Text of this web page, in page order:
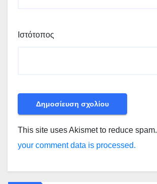
Ιστότοπος
This site uses Akismet to reduce spam.
your comment data is processed.